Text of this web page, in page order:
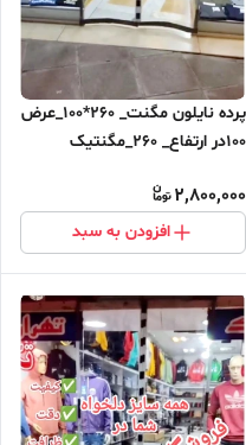
پرده نایلون مگنت_ 260*100_عرض
100در ارتفاع_ 260_مگنتیک
2,800,000
افزودن به سبد